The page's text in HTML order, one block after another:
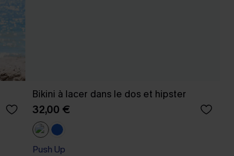
Bikini à lacer dans le dos et hipster
32,00 €
Push Up